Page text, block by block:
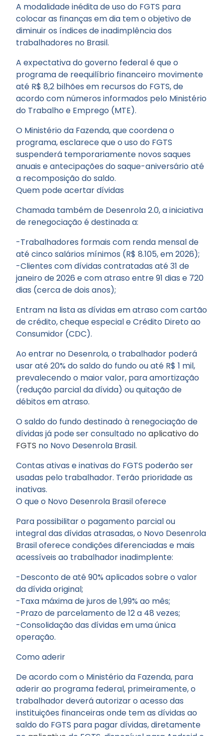
A modalidade inédita de uso do FGTS para
colocar as finanças em dia tem o objetivo de
diminuir os índices de inadimplência dos
trabalhadores no Brasil.
A expectativa do governo federal é que o
programa de reequilíbrio financeiro movimente
até R$ 8,2 bilhões em recursos do FGTS, de
acordo com números informados pelo Ministério
do Trabalho e Emprego (MTE).
O Ministério da Fazenda, que coordena o
programa, esclarece que o uso do FGTS
suspenderá temporariamente novos saques
anuais e antecipações do saque-aniversário até
a recomposição do saldo.
Quem pode acertar dívidas
Chamada também de Desenrola 2.0, a iniciativa
de renegociação é destinada a:
-Trabalhadores formais com renda mensal de
até cinco salários mínimos (R$ 8.105, em 2026);
-Clientes com dívidas contratadas até 31 de
janeiro de 2026 e com atraso entre 91 dias e 720
dias (cerca de dois anos);
Entram na lista as dívidas em atraso com cartão
de crédito, cheque especial e Crédito Direto ao
Consumidor (CDC).
Ao entrar no Desenrola, o trabalhador poderá
usar até 20% do saldo do fundo ou até R$ 1 mil,
prevalecendo o maior valor, para amortização
(redução parcial da dívida) ou quitação de
débitos em atraso.
O saldo do fundo destinado à renegociação de
dívidas já pode ser consultado noaplicativo do
FGTS no Novo Desenrola Brasil.
Contas ativas e inativas do FGTS poderão ser
usadas pelo trabalhador. Terão prioridade as
inativas.
O que o Novo Desenrola Brasil oferece
Para possibilitar o pagamento parcial ou
integral das dívidas atrasadas, o Novo Desenrola
Brasil oferece condições diferenciadas e mais
acessíveis ao trabalhador inadimplente:
-Desconto de até 90% aplicados sobre o valor
da dívida original;
-Taxa máxima de juros de 1,99% ao mês;
-Prazo de parcelamento de 12 a 48 vezes;
-Consolidação das dívidas em uma única
operação.
Como aderir
De acordo com o Ministério da Fazenda, para
aderir ao programa federal, primeiramente, o
trabalhador deverá autorizar o acesso das
instituições financeiras onde tem as dívidas ao
saldo do FGTS para pagar dívidas, diretamente